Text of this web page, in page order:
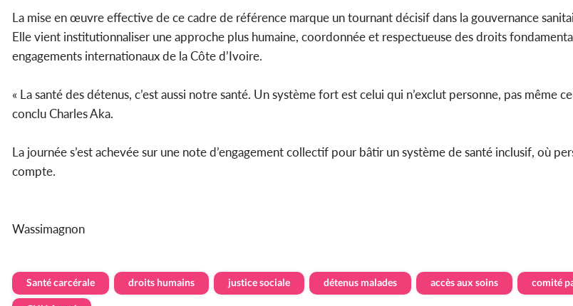
La mise en œuvre effective de ce cadre de référence marque un tournant décisif dans la gouvernance
Elle vient institutionnaliser une approche plus humaine, coordonnée et respectueuse des droits
engagements internationaux de la Côte d’Ivoire.
« La santé des détenus, c’est aussi notre santé. Un système fort est celui qui n’exclut personne, pas même
conclu Charles Aka.
La journée s’est achevée sur une note d’engagement collectif pour bâtir un système de santé inclusif, où
compte.
Wassimagnon
Santé carcérale droits humains justice sociale détenus malades accès aux soins comité